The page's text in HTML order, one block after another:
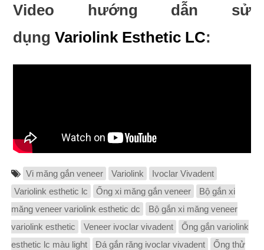
Video hướng dẫn sử
dụng Variolink Esthetic LC:
Vi măng gắn veneer Variolink
Ivoclar Vivadent
Variolink esthetic lc
Ống xi măng gắn veneer
Bộ gắn xi
măng veneer variolink esthetic dc
Bộ gắn xi măng veneer
variolink esthetic
Veneer ivoclar vivadent
Ống gắn variolink
esthetic lc màu light
Đá gắn răng ivoclar vivadent
Ống thử